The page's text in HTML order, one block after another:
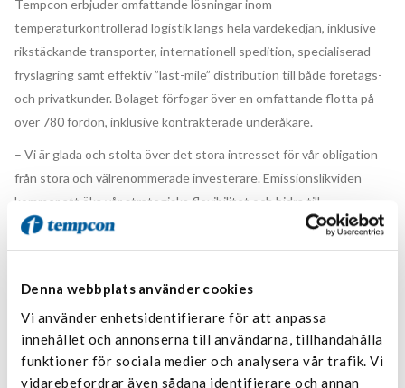
Denna webbplats använder cookies
Vi använder enhetsidentifierare för att anpassa
innehållet och annonserna till användarna, tillhandahålla
funktioner för sociala medier och analysera vår trafik. Vi
vidarebefordrar även sådana identifierare och annan
Tempcon erbjuder omfattande lösningar inom
temperaturkontrollerad logistik längs hela värdekedjan, inklusive
rikstäckande transporter, internationell spedition, specialiserad
fryslagring samt effektiv ”last-mile” distribution till både företags-
och privatkunder. Bolaget förfogar över en omfattande flotta på
över 780 fordon, inklusive kontrakterade underåkare.
– Vi är glada och stolta över det stora intresset för vår obligation
från stora och välrenommerade investerare. Emissionslikviden
kommer att öka vår strategiska flexibilitet och bidra till
förverkligandet av vår strategiska plan, säger Christian Hallberg,
VD och Koncernchef för Tempcon.
Emissionen genomfördes med Pareto Securities och SEB som joint
Bookrunners och Mannheimer Swartling rådgivare åt Tempcon
Tempcon Group AB är en koncern specialiserad på